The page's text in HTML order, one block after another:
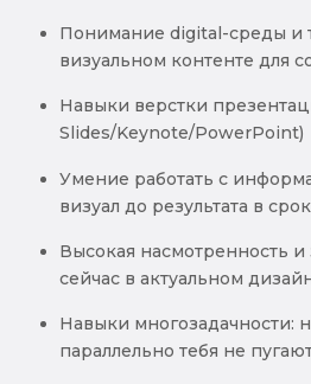
Понимание digital-среды и
визуальном контенте для
Навыки верстки
Slides/Keynote/PowerPoint)
Умение работать с
визуал до результата в срок
Высокая насмотренность и
сейчас в актуальном
Навыки многозадачности:
параллельно тебя не